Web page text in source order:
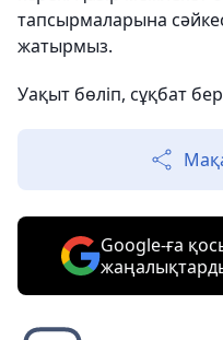
тапсырмаларына
жатырмыз.
Уақыт бөліп, сұқбат
Google-ға